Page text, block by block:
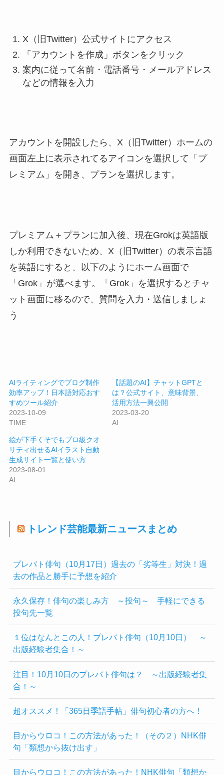
X（旧Twitter）公式サイトにアクセス
「アカウントを作成」ボタンをクリック
案内に従って名前・電話番号・メールアドレス
などの情報を入力
アカウントを開設したら、X（旧Twitter）ホームの
画面左上に表示されてるアイコンを選択して「プ
レミアム」を開き、プランを選択します。
プレミアム＋プランに加入後、現在Grokは英語版
しか利用できないため、X（旧Twitter）の表示言語
を英語にすると、以下のようにホーム画面で
「Grok」が選べます。「Grok」を選択するとチャ
ット画面に移るので、質問を入力・送信しましょ
う
AIライティングでブログ制作
効率アップ！日本語対応おす
すめツール紹介
2023-10-09
TIME
【話題のAI】チャットGPTと
は？公式サイト、意味背景、
活用方法一興公開
2023-03-20
AI
絵が下手くそでもプロ級クオ
リティ出せるAIイラスト自動
生成サイト一覧と使い方
2023-08-01
AI
トレンド芸能最新ニュースまとめ
プレバト俳句（10月17日）過去の「劣等生」対決！過
去の作品と勝手に予想を紹介
永久保存！俳句の楽しみ方 ～投句～ 手軽にできる
投句先一覧
１位はなんとこの人！プレバト俳句（10月10日） ～
出版経験者集合！～
注目！10月10日のプレバト俳句は？ ～出版経験者集
合！～
超オススメ！「365日季語手帖」俳句初心者の方へ！
目からウロコ！この方法があった！（その２）NHK俳
句「類想から抜け出す」
目からウロコ！この方法があった！NHK俳句「類想か